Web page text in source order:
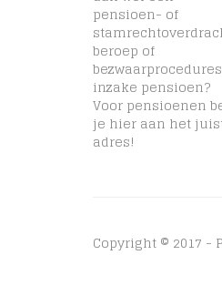
pensioen- of
beroep of
bezwaarprocedures
inzake pensioen?
Voor pensioenen
je hier aan het
adres!
Copyright © 2017 -